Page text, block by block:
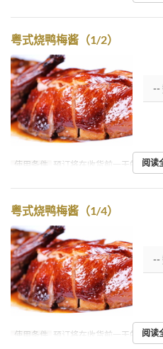
粤式烧鸭梅酱（1/2）
使用条件 预订将在收货前一天的21:00
阅读
粤式烧鸭梅酱（1/4）
使用条件 预订将在收货前一天的21:00
阅读